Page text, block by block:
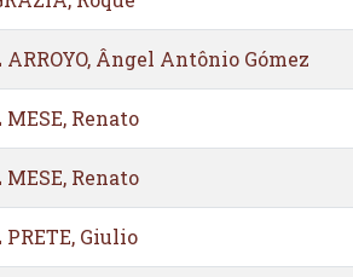
ARROYO, Ângel Antônio Gómez
MESE, Renato
MESE, Renato
PRETE, Giulio